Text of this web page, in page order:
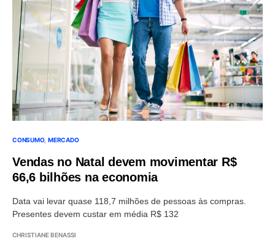
CONSUMO MERCADO
Vendas no Natal devem movimentar R$
66,6 bilhões na economia
Data vai levar quase 118,7 milhões de pessoas às compras.
Presentes devem custar em média R$ 132
CHRISTIANE BENASSI